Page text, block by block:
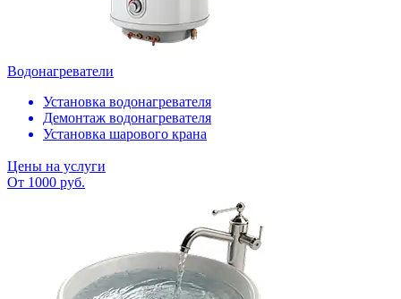
Водонагреватели
Установка водонагревателя
Демонтаж водонагревателя
Установка шарового крана
Цены на услуги
От 1000 руб.